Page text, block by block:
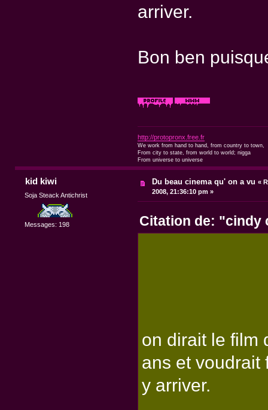
arriver.
Bon ben
http://protopronx.free.fr
We work from hand to hand, from country to town,
From city to state, from world to world; nigga
From universe to universe
kid kiwi
Soja Steack Antichrist
Messages: 198
Du beau cinema qu' on a vu «
2008, 21:36:10 pm »
Citation de: "cindy
on dirait le film
ans et voudrait
y arriver.